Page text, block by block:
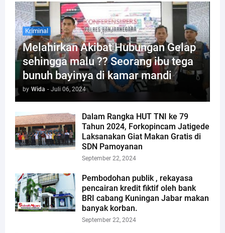
Kriminal
Melahirkan Akibat Hubungan Gelap
sehingga malu ?? Seorang ibu tega
bunuh bayinya di kamar mandi
by Wida - Juli 06, 2024
Dalam Rangka HUT TNI ke 79
Tahun 2024, Forkopincam Jatigede
Laksanakan Giat Makan Gratis di
SDN Pamoyanan
September 22, 2024
Pembodohan publik , rekayasa
pencairan kredit fiktif oleh bank
BRI cabang Kuningan Jabar makan
banyak korban.
September 22, 2024